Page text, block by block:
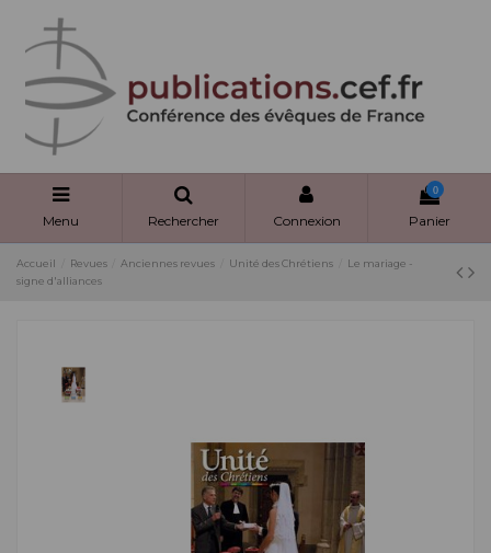
Menu Rechercher Connexion
0
Panier
Accueil Revues Anciennes revues Unité des Chrétiens
Le mariage -
signe d'alliances